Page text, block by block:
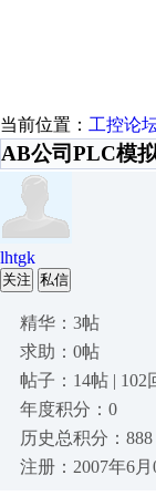
当前位置： 工控论
AB公司PLC模
lhtgk
关注 私信
精华：3帖
求助：0帖
帖子：14帖 | 102
年度积分：0
历史总积分：888
注册：2007年6月